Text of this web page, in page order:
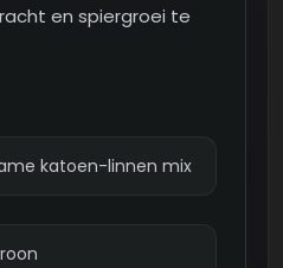
en spiergroei te
katoen-linnen mix